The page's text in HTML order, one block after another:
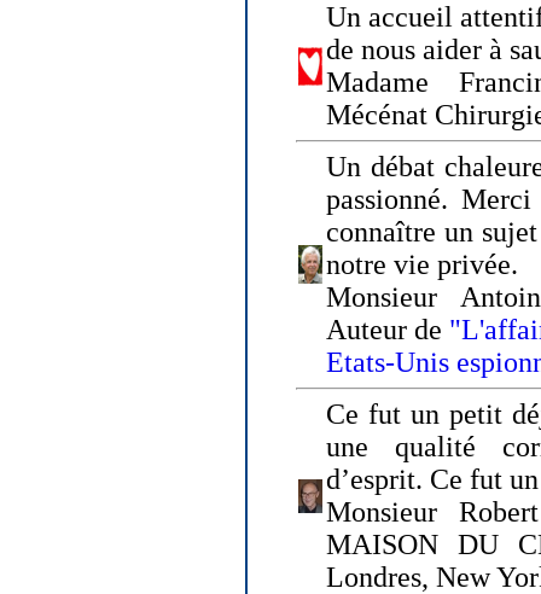
Un accueil
de nous aider à
Madame
Mécénat
Un débat
passionné.
connaître un
notre vie privée.
Monsieur
Auteur de
Etats-Unis
Ce fut un petit
une qualité
d’esprit. Ce fut
Monsieur
MAISON DU
Londres, New